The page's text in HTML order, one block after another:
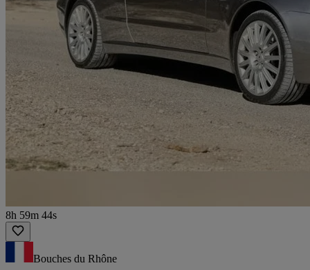
8h 59m 44s
Bouches du Rhône